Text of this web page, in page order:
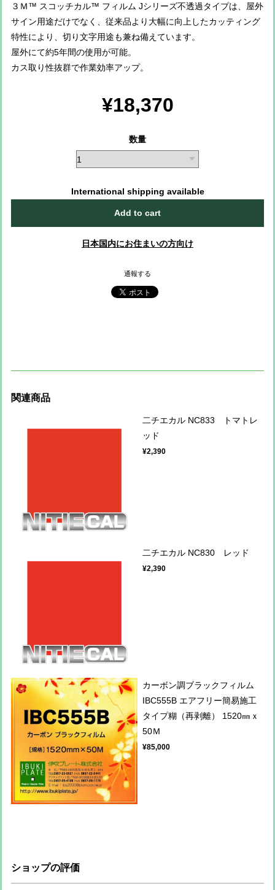
３Ｍ™ スコッチカル™ フィルム Jシリーズ不透過タイプは、屋外
サイン用途だけでなく、従来品より大幅に向上したカッティング
特性により、切り文字用途も兼ね備えています。
屋外にて約5年間の使用が可能。
カス取り性抜群で作業効率アップ。
¥18,370
数量
International shipping available
Add to cart
日本国内にお住まいの方向け
通報する
関連商品
二チエカル NC833 トマトレ
ッド
¥2,390
二チエカル NC830 レッド
¥2,390
カーボン調ブラックフィルム
IBC555B エアフリー簡易施工
タイプ糊（再剥離） 1520㎜ｘ
50Ｍ
¥85,000
ショップの評価